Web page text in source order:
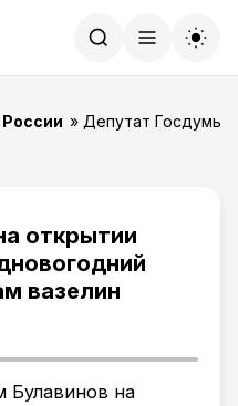
России » Депутат Госдумы
открытии
вазелин
Булавинов на